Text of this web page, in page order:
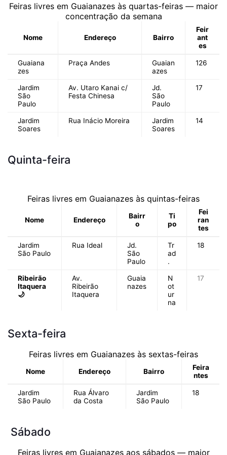
Feiras livres em Guaianazes às quartas-feiras — maior
concentração da semana
Nome Endereço Bairro
Feir
ant
es
Guaiana
zes
Praça Andes
Guaian
azes
126
Jardim
São
Paulo
Av. Utaro Kanai c/
Festa Chinesa
Jd.
São
Paulo
17
Jardim
Soares
Rua Inácio Moreira
Jardim
Soares
14
Quinta-feira
Feiras livres em Guaianazes às quintas-feiras
Nome Endereço
Bairr
o
Ti
po
Fei
ran
tes
Jardim
São Paulo
Rua Ideal
Jd.
São
Paulo
Tr
ad
.
18
Ribeirão
Itaquera
🌙
Av.
Ribeirão
Itaquera
Guaia
nazes
N
ot
ur
na
17
Sexta-feira
Feiras livres em Guaianazes às sextas-feiras
Nome Endereço Bairro
Feira
ntes
Jardim
São Paulo
Rua Álvaro
da Costa
Jardim
São Paulo
18
Sábado
Feiras livres em Guaianazes aos sábados — maior